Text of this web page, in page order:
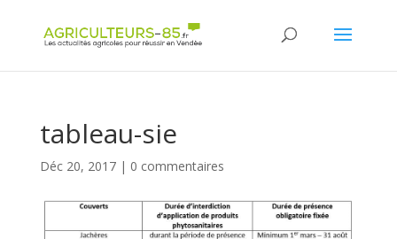
tableau-sie
Déc 20, 2017| 0 commentaires